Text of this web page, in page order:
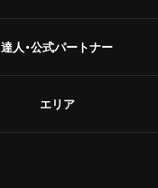
達人・公式パートナー
エリア